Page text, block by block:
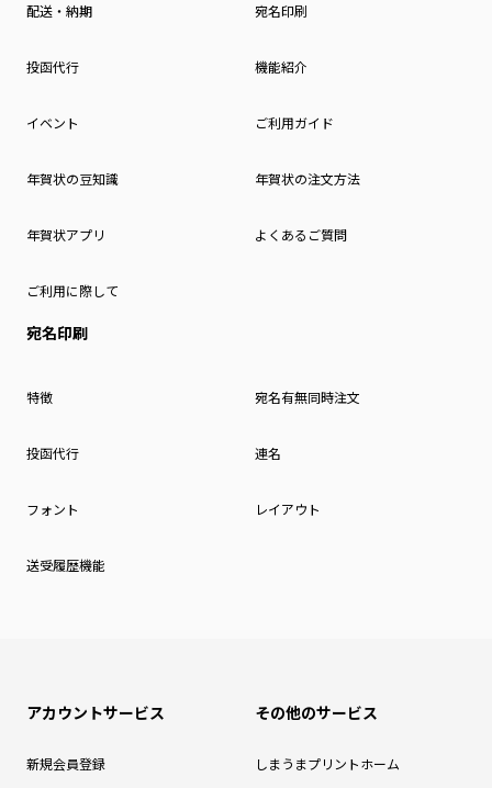
配送・納期 宛名印刷
投函代行 機能紹介
イベント ご利用ガイド
年賀状の豆知識 年賀状の注文方法
年賀状アプリ よくあるご質問
ご利用に際して
宛名印刷
特徴 宛名有無同時注文
投函代行 連名
フォント レイアウト
送受履歴機能
アカウントサービス
新規会員登録
その他のサービス
しまうまプリントホーム